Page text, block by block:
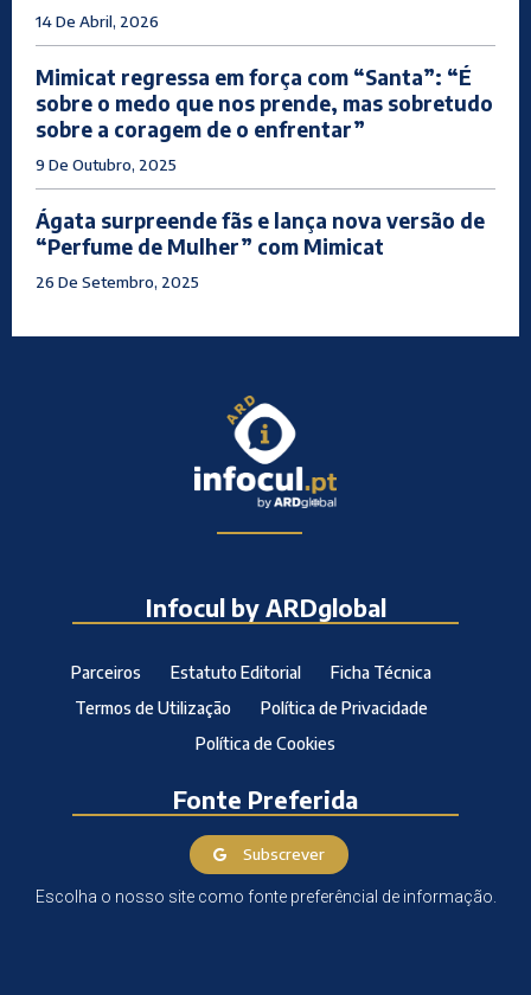
14 De Abril, 2026
Mimicat regressa em força com “Santa”: “É
sobre o medo que nos prende, mas sobretudo
sobre a coragem de o enfrentar”
9 De Outubro, 2025
Ágata surpreende fãs e lança nova versão de
“Perfume de Mulher” com Mimicat
26 De Setembro, 2025
Infocul by ARDglobal
Parceiros Estatuto Editorial
Ficha Técnica
Termos de Utilização
Política de Privacidade
Política de Cookies
Fonte Preferida
Subscrever
Escolha o nosso site como fonte preferêncial de informação.